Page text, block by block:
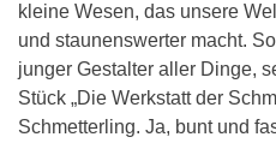
kleine Wesen, das unsere
und staunenswerter macht.
junger Gestalter aller Dinge,
Stück „Die Werkstatt der
Schmetterling. Ja, bunt und